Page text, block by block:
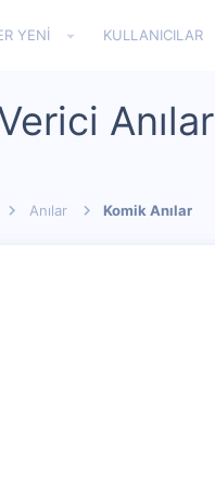
YENI KULLANICILAR
Anılar
Anılar Komik Anılar